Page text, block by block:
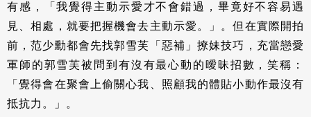
有感，「我覺得主動示愛才不會錯過，畢竟好不容易遇
見、相處，就要把握機會去主動示愛。」。但在實際開拍
前，范少勳都會先找郭雪芙「惡補」撩妹技巧，充當戀愛
軍師的郭雪芙被問到有沒有最心動的曖昧招數，笑稱：
「覺得會在聚會上偷關心我、照顧我的體貼小動作最沒有
抵抗力。」。